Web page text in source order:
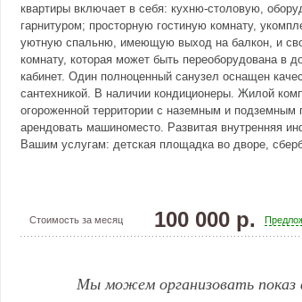
квартиры включает в себя: кухню-столовую,
гарнитуром; просторную гостиную комнату,
уютную спальню, имеющую выход на балкон, и
комнату, которая может быть переоборудована в
кабинет. Один полноценный санузел оснащен
сантехникой. В наличии кондиционеры. Жилой
огороженной территории с наземным и подземным
арендовать машиноместо. Развитая внутренняя
Вашим услугам: детская площадка во дворе,
Стоимость за месяц 100 000 р.
Мы можем организовать показ